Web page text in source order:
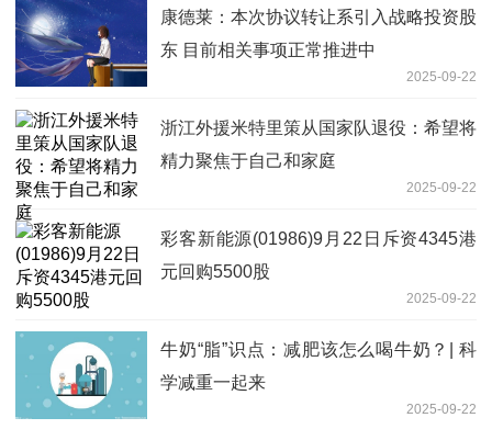
康德莱：本次协议转让系引入战略投资股
东 目前相关事项正常推进中
2025-09-22
浙江外援米特里策从国家队退役：希望将
精力聚焦于自己和家庭
2025-09-22
彩客新能源(01986)9月22日斥资4345港
元回购5500股
2025-09-22
牛奶“脂”识点：减肥该怎么喝牛奶？| 科
学减重一起来
2025-09-22